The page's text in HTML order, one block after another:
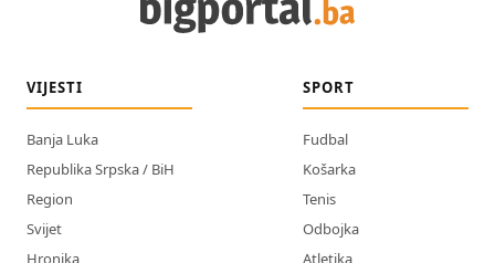
VIJESTI
Banja Luka
Republika Srpska / BiH
Region
Svijet
Hronika
SPORT
Fudbal
Košarka
Tenis
Odbojka
Atletika